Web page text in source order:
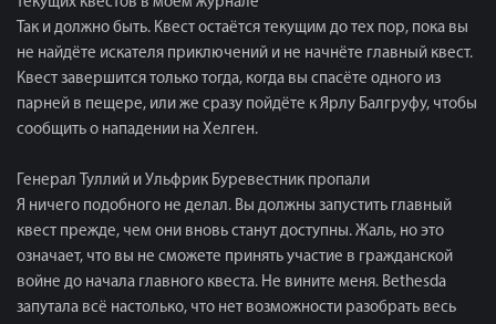
Так и должно быть. Квест остаётся текущим до тех пор, пока вы
не найдёте искателя приключений и не начнёте главный квест.
Квест завершится только тогда, когда вы спасёте одного из
парней в пещере, или же сразу пойдёте к Ярлу Балгруфу, чтобы
сообщить о нападении на Хелген.
Генерал Туллий и Ульфрик Буревестник пропали
Я ничего подобного не делал. Вы должны запустить главный
квест прежде, чем они вновь станут доступны. Жаль, но это
означает, что вы не сможете принять участие в гражданской
войне до начала главного квеста. Не вините меня. Bethesda
запутала всё настолько, что нет возможности разобрать весь